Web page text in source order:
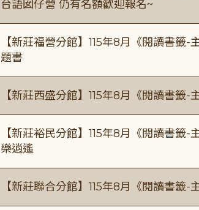
台語囡仔營 仍有名額歡迎報名~
【新莊福營分館】115年8月《閱讀書籤
題書
【新莊西盛分館】115年8月《閱讀書籤-
【新莊裕民分館】115年8月《閱讀書籤
樂逍遙
【新莊聯合分館】115年8月《閱讀書籤-